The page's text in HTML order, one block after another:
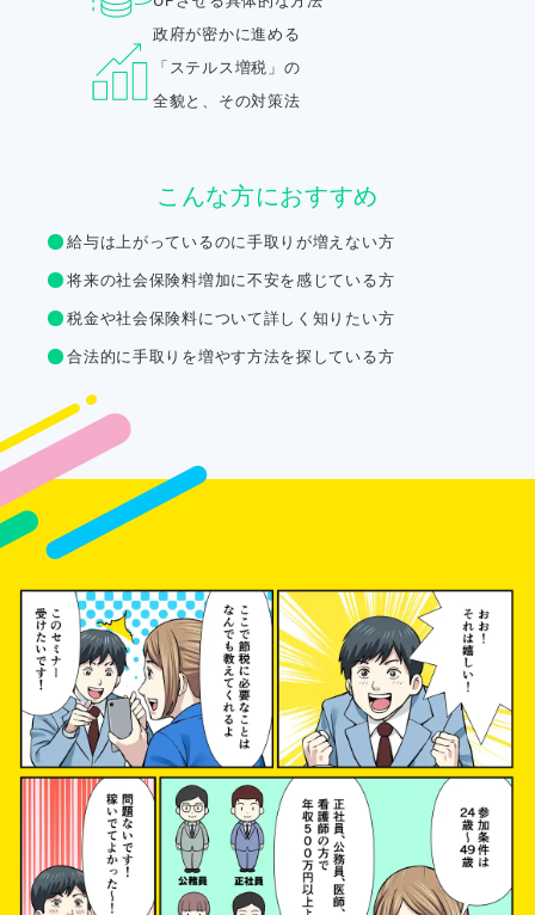
政府が密かに進める
「ステルス増税」の
全貌と、その対策法
こんな方におすすめ
給与は上がっているのに手取りが増えない方
将来の社会保険料増加に不安を感じている方
税金や社会保険料について詳しく知りたい方
合法的に手取りを増やす方法を探している方